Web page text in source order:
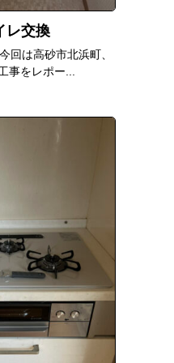
交換
回は高砂市北浜町、
事をレポー...